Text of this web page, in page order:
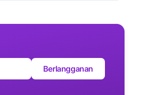
Berlangganan